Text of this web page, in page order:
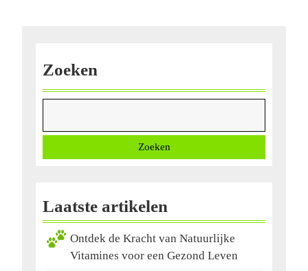
Zoeken
Zoeken
Laatste artikelen
Ontdek de Kracht van Natuurlijke
Vitamines voor een Gezond Leven